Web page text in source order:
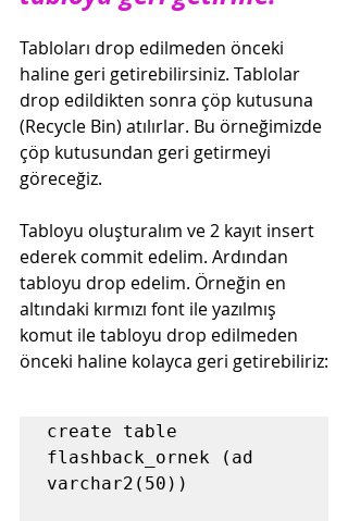
Tabloları drop edilmeden önceki
haline geri getirebilirsiniz. Tablolar
drop edildikten sonra çöp kutusuna
(Recycle Bin) atılırlar. Bu örneğimizde
çöp kutusundan geri getirmeyi
göreceğiz.
Tabloyu oluşturalım ve 2 kayıt insert
ederek commit edelim. Ardından
tabloyu drop edelim. Örneğin en
altındaki kırmızı font ile yazılmış
komut ile tabloyu drop edilmeden
önceki haline kolayca geri getirebiliriz:
create table
flashback_ornek (ad
varchar2(50))